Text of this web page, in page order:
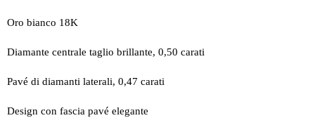
Oro bianco 18K
Diamante centrale taglio brillante, 0,50 carati
Pavé di diamanti laterali, 0,47 carati
Design con fascia pavé elegante